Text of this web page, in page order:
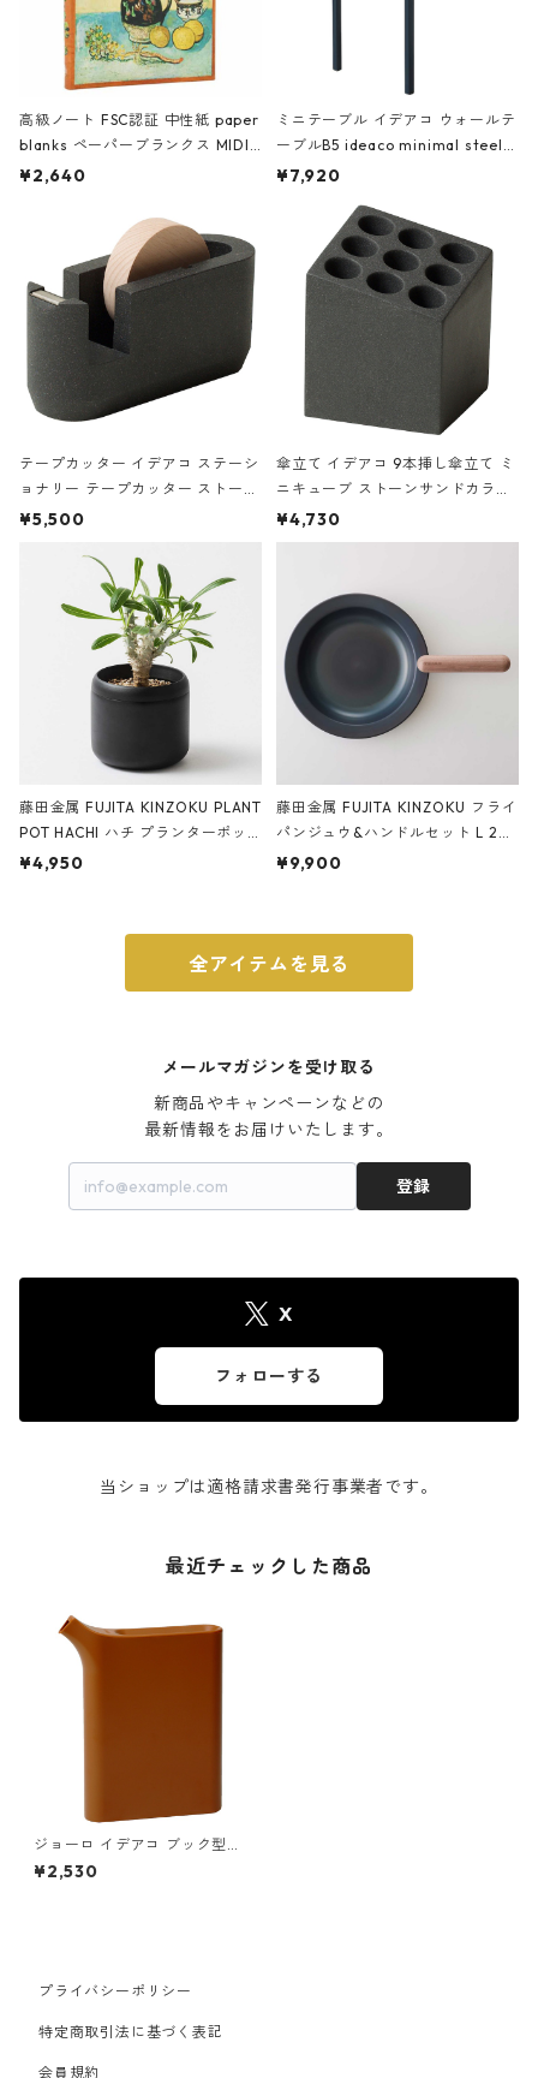
高級ノート FSC認証 中性紙 paper
blanks ペーパーブランクス MIDI
ハードカバー 罫線 ヴァン・ゴッホ
¥2,640
ミニテーブル イデアコ ウォールテ
ーブルB5 ideaco minimal steel f
urniture WALL Table B5 ネイビー
¥7,920
テープカッター イデアコ ステーシ
ョナリー テープカッター ストーン
サンドカラー 石調 ideaco Station
¥5,500
傘立て イデアコ 9本挿し傘立て ミ
ニキューブ ストーンサンドカラー
石調 ideaco Umbrella Stand CUB
E ストーンサンドブラック
¥4,730
藤田金属 FUJITA KINZOKU PLANT
POT HACHI ハチ プランターポッ
ト 3号 ブラック
¥4,950
藤田金属 FUJITA KINZOKU フライ
パンジュウ&ハンドルセット L 24c
m ガス火・IH対応 鉄フライパン
¥9,900
全アイテムを見る
メールマガジンを受け取る
新商品やキャンペーンなどの
最新情報をお届けいたします。
登録
X
フォローする
当ショップは適格請求書発行事業者です。
最近チェックした商品
ジョーロ イデアコ ブック型ジ
ョーロ ミズサシ ideaco Mizu
sashi ブラウン
¥2,530
プライバシーポリシー
特定商取引法に基づく表記
会員規約